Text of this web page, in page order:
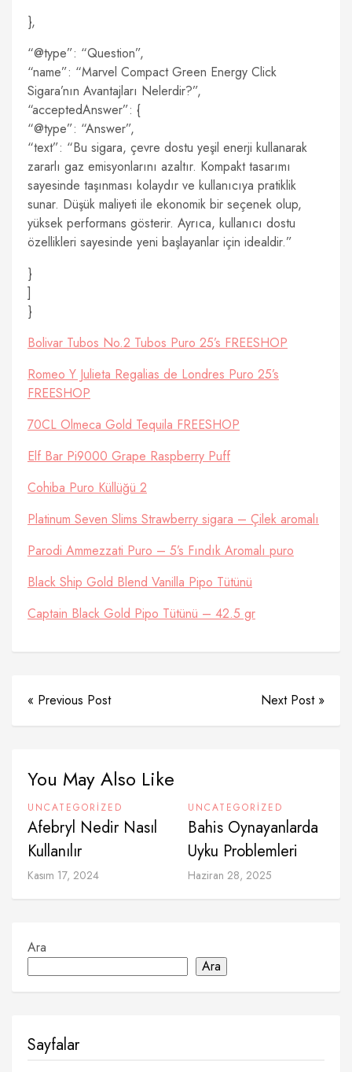
},
“@type”: “Question”,
“name”: “Marvel Compact Green Energy Click
Sigara’nın Avantajları Nelerdir?”,
“acceptedAnswer”: {
“@type”: “Answer”,
“text”: “Bu sigara, çevre dostu yeşil enerji kullanarak
zararlı gaz emisyonlarını azaltır. Kompakt tasarımı
sayesinde taşınması kolaydır ve kullanıcıya pratiklik
sunar. Düşük maliyeti ile ekonomik bir seçenek olup,
yüksek performans gösterir. Ayrıca, kullanıcı dostu
özellikleri sayesinde yeni başlayanlar için idealdir.”
}
]
}
Bolivar Tubos No.2 Tubos Puro 25’s FREESHOP
Romeo Y Julieta Regalias de Londres Puro 25’s
FREESHOP
70CL Olmeca Gold Tequila FREESHOP
Elf Bar Pi9000 Grape Raspberry Puff
Cohiba Puro Küllüğü 2
Platinum Seven Slims Strawberry sigara – Çilek aromalı
Parodi Ammezzati Puro – 5’s Fındık Aromalı puro
Black Ship Gold Blend Vanilla Pipo Tütünü
Captain Black Gold Pipo Tütünü – 42.5 gr
« Previous Post Next Post »
You May Also Like
UNCATEGORIZED
Afebryl Nedir Nasıl
Kullanılır
Kasım 17, 2024
UNCATEGORIZED
Bahis Oynayanlarda
Uyku Problemleri
Haziran 28, 2025
Ara
Ara
Sayfalar